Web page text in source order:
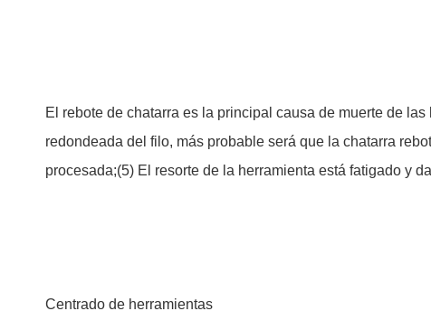
El rebote de chatarra es la principal causa de muerte de
redondeada del filo, más probable será que la chatarra
procesada;(5) El resorte de la herramienta está fatigado y
Centrado de herramientas